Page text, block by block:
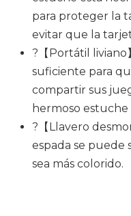
para proteger la
evitar que la
?【Portátil liviano
suficiente para
compartir sus
hermoso
?【Llavero
espada se puede
sea más colorido.